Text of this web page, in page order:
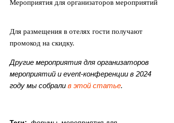
Для размещения в отелях гости получают
промокод на скидку.
Другие мероприятия для организаторов
мероприятий и event-конференции в 2024
году мы собрали в этой статье.